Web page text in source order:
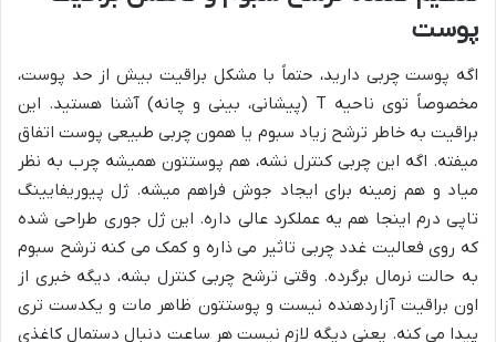
پوست
اگه پوست چربی دارید، حتماً با مشکل براقیت بیش از حد پوست،
مخصوصاً توی ناحیه T (پیشانی، بینی و چانه) آشنا هستید. این
براقیت به خاطر ترشح زیاد سبوم یا همون چربی طبیعی پوست اتفاق
میفته. اگه این چربی کنترل نشه، هم پوستتون همیشه چرب به نظر
میاد و هم زمینه برای ایجاد جوش فراهم میشه. ژل پیوریفایینگ
تاپی درم اینجا هم یه عملکرد عالی داره. این ژل جوری طراحی شده
که روی فعالیت غدد چربی تاثیر می ذاره و کمک می کنه ترشح سبوم
به حالت نرمال برگرده. وقتی ترشح چربی کنترل بشه، دیگه خبری از
اون براقیت آزاردهنده نیست و پوستتون ظاهر مات و یکدست تری
پیدا می کنه. یعنی دیگه لازم نیست هر ساعت دنبال دستمال کاغذی